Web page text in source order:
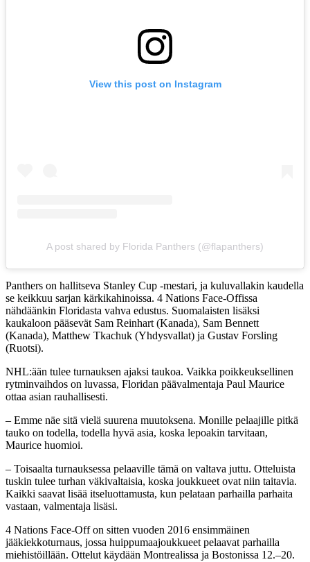
View this post on Instagram
A post shared by Florida Panthers (@flapanthers)
Panthers on hallitseva Stanley Cup -mestari, ja kuluvallakin kaudella
se keikkuu sarjan kärkikahinoissa. 4 Nations Face-Offissa
nähdäänkin Floridasta vahva edustus. Suomalaisten lisäksi
kaukaloon pääsevät Sam Reinhart (Kanada), Sam Bennett
(Kanada), Matthew Tkachuk (Yhdysvallat) ja Gustav Forsling
(Ruotsi).
NHL:ään tulee turnauksen ajaksi taukoa. Vaikka poikkeuksellinen
rytminvaihdos on luvassa, Floridan päävalmentaja Paul Maurice
ottaa asian rauhallisesti.
– Emme näe sitä vielä suurena muutoksena. Monille pelaajille pitkä
tauko on todella, todella hyvä asia, koska lepoakin tarvitaan,
Maurice huomioi.
– Toisaalta turnauksessa pelaaville tämä on valtava juttu. Otteluista
tuskin tulee turhan väkivaltaisia, koska joukkueet ovat niin taitavia.
Kaikki saavat lisää itseluottamusta, kun pelataan parhailla parhaita
vastaan, valmentaja lisäsi.
4 Nations Face-Off on sitten vuoden 2016 ensimmäinen
jääkiekkoturnaus, jossa huippumaajoukkueet pelaavat parhailla
miehistöillään. Ottelut käydään Montrealissa ja Bostonissa 12.–20.